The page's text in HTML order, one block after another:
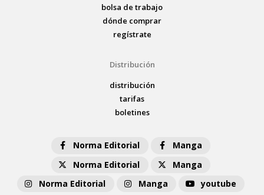
bolsa de trabajo
dónde comprar
regístrate
Distribución
distribución
tarifas
boletines
Norma Editorial
Manga
Norma Editorial
Manga
Norma Editorial
Manga youtube